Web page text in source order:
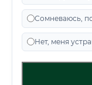
Сомневаюсь,
Нет, меня